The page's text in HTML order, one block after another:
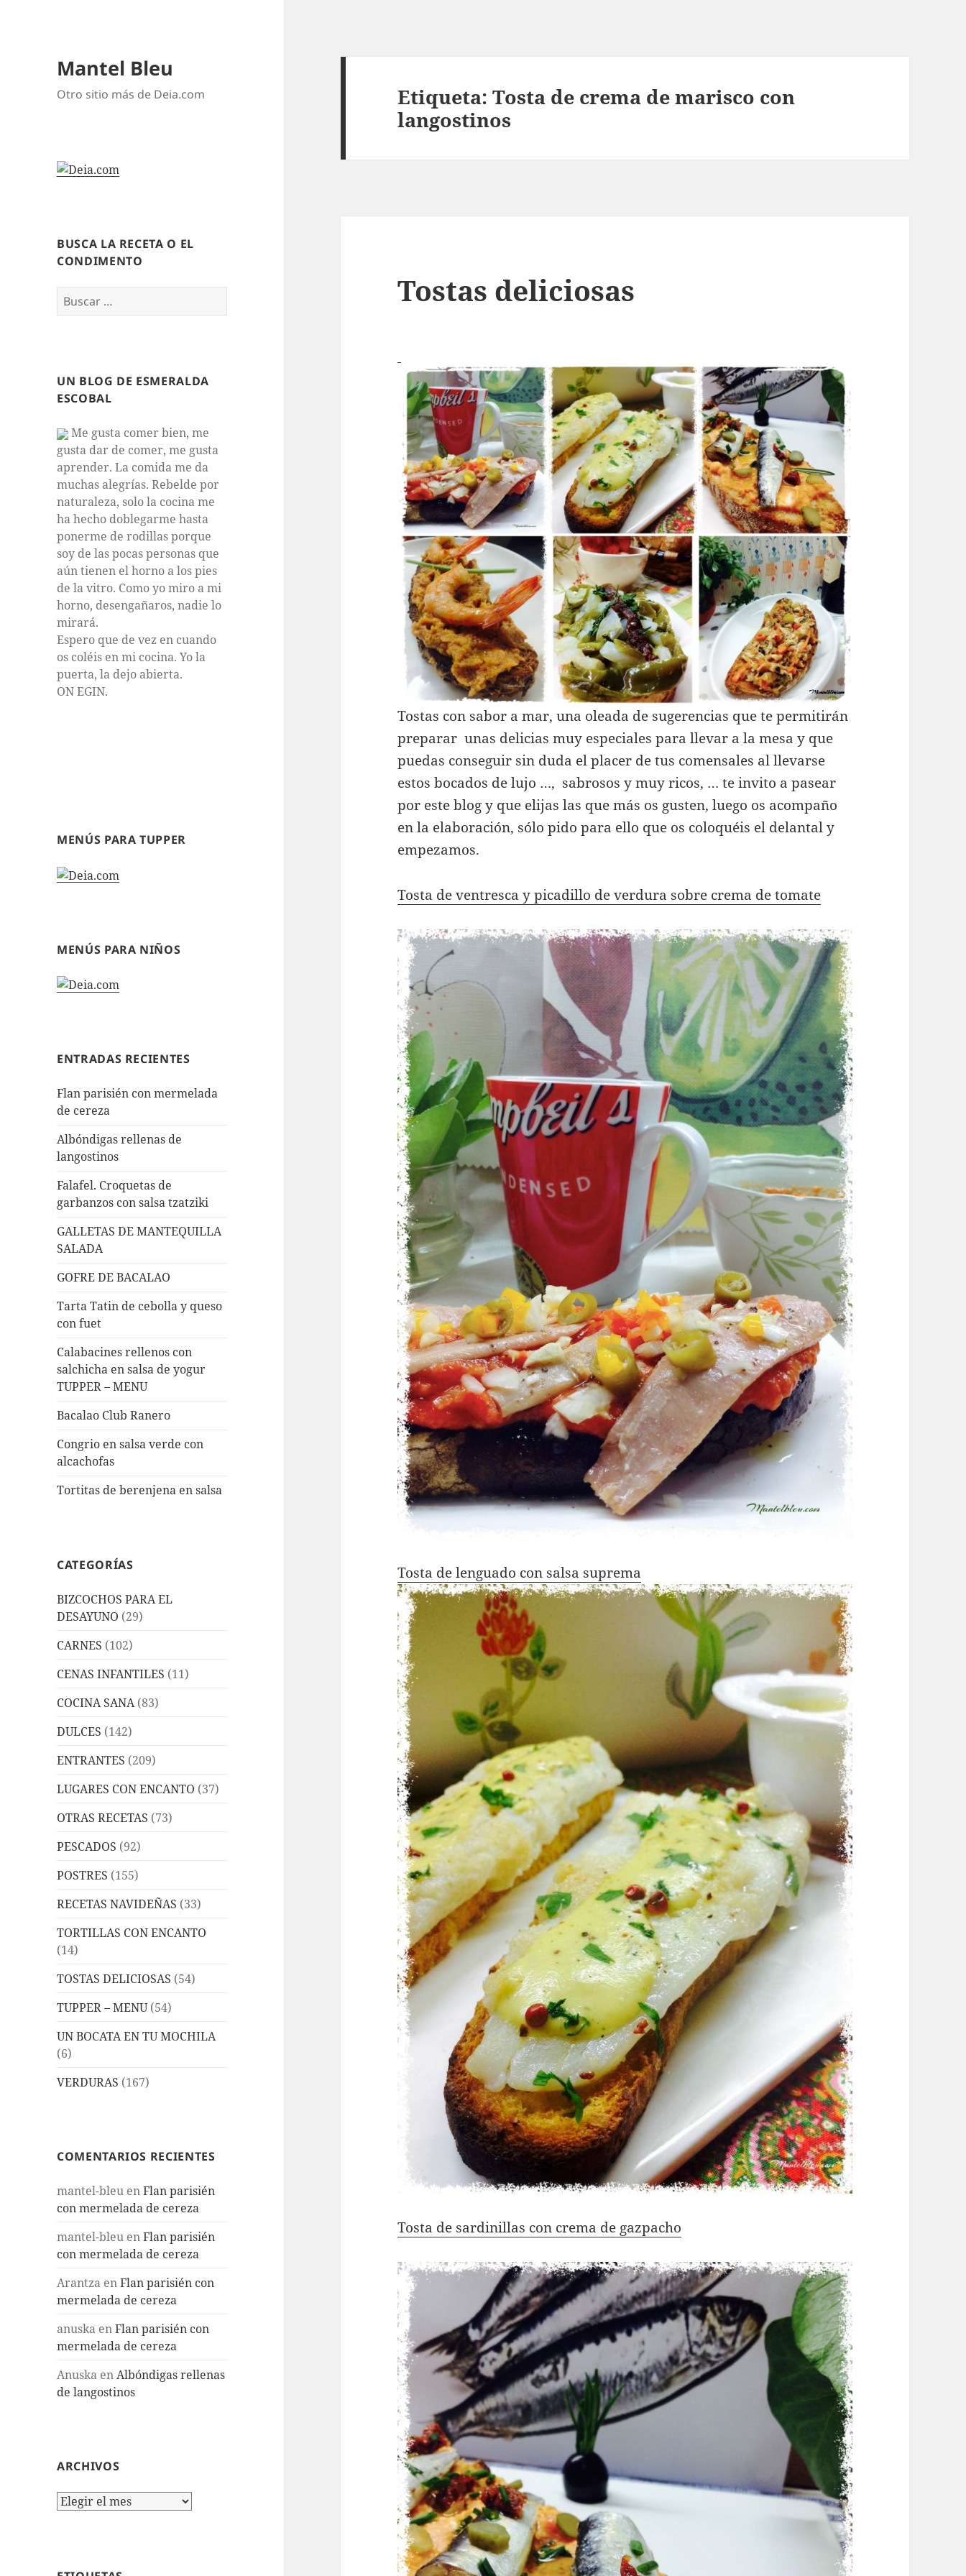
Mantel Bleu
Otro sitio más de Deia.com
BUSCA LA RECETA O EL
CONDIMENTO
Buscar:
UN BLOG DE ESMERALDA
ESCOBAL
Me gusta comer bien, me
gusta dar de comer, me gusta
aprender. La comida me da
muchas alegrías. Rebelde por
naturaleza, solo la cocina me
ha hecho doblegarme hasta
ponerme de rodillas porque
soy de las pocas personas que
aún tienen el horno a los pies
de la vitro. Como yo miro a mi
horno, desengañaros, nadie lo
mirará.
Espero que de vez en cuando
os coléis en mi cocina. Yo la
puerta, la dejo abierta.
ON EGIN.
MENÚS PARA TUPPER
MENÚS PARA NIÑOS
ENTRADAS RECIENTES
Flan parisién con mermelada
de cereza
Albóndigas rellenas de
langostinos
Falafel. Croquetas de
garbanzos con salsa tzatziki
GALLETAS DE MANTEQUILLA
SALADA
GOFRE DE BACALAO
Tarta Tatin de cebolla y queso
con fuet
Calabacines rellenos con
salchicha en salsa de yogur
TUPPER – MENU
Bacalao Club Ranero
Congrio en salsa verde con
alcachofas
Tortitas de berenjena en salsa
CATEGORÍAS
BIZCOCHOS PARA EL
DESAYUNO (29)
CARNES (102)
CENAS INFANTILES (11)
COCINA SANA(83)
DULCES (142)
ENTRANTES (209)
LUGARES CON ENCANTO (37)
OTRAS RECETAS (73)
PESCADOS (92)
POSTRES (155)
RECETAS NAVIDEÑAS (33)
TORTILLAS CON ENCANTO
(14)
TOSTAS DELICIOSAS (54)
TUPPER – MENU(54)
UN BOCATA EN TU MOCHILA
(6)
VERDURAS (167)
COMENTARIOS RECIENTES
mantel-bleu enFlan parisién
con mermelada de cereza
mantel-bleu enFlan parisién
con mermelada de cereza
Arantza enFlan parisién con
mermelada de cereza
anuska enFlan parisién con
mermelada de cereza
Anuska enAlbóndigas rellenas
de langostinos
ARCHIVOS
Archivos
Etiqueta:Tosta de crema de marisco con
langostinos
Tostas deliciosas
Tostas con sabor a mar, una oleada de sugerencias que te permitirán
preparar unas delicias muy especiales para llevar a la mesa y que
puedas conseguir sin duda el placer de tus comensales al llevarse
estos bocados de lujo …, sabrosos y muy ricos, … te invito a pasear
por este blog y que elijas las que más os gusten, luego os acompaño
en la elaboración, sólo pido para ello que os coloquéis el delantal y
empezamos.
Tosta de ventresca y picadillo de verdura sobre crema de tomate
Tosta de lenguado con salsa suprema
Tosta de sardinillas con crema de gazpacho